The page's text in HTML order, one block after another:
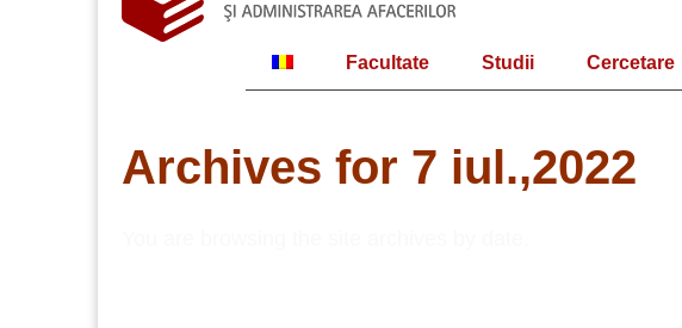
Facultate Studii Cercetare
Archives for 7 iul.,2022